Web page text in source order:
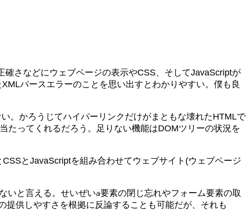
さなどにウェブページの表示やCSS、そしてJavaScriptが
パースエラーのことを思い出すとわかりやすい。僕も良
。かろうじてハイパーリンクだけがまともな壊れたHTMLで
たってくれるだろう。足りない機能はDOMツリーの状況を
とJavaScriptを組み合わせてウェブサイト(ウェブページ
いと言える。せいぜいa要素の閉じ忘れやフォーム要素の取
供しやすさを根拠に反論することも可能だが、それも